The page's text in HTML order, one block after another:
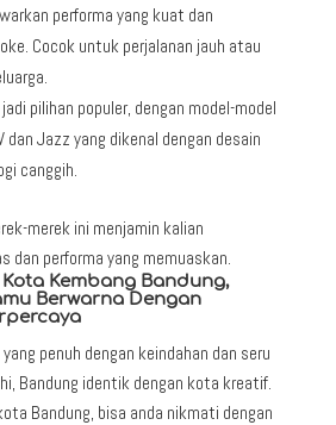
performa yang kuat dan
Cocok untuk perjalanan jauh atau
pilihan populer, dengan model-model
dan Jazz yang dikenal dengan desain
canggih.
merek ini menjamin kalian
dan performa yang memuaskan.
Kembang Bandung,
Berwarna Dengan
penuh dengan keindahan dan seru
Bandung identik dengan kota kreatif.
Bandung, bisa anda nikmati dengan